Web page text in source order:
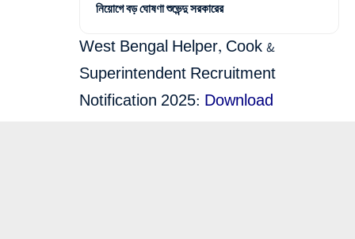
নিয়োগে বড় ঘোষণা শুভেন্দু সরকারের
West Bengal Helper, Cook &
Superintendent Recruitment
Notification 2025: Download